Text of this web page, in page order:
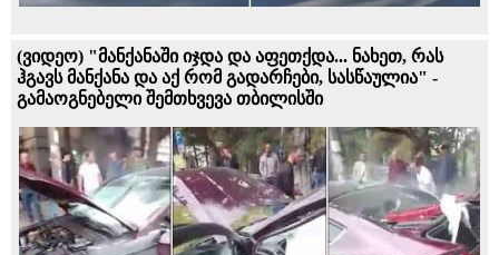
(ვიდეო) "მანქანაში იჯდა და აფეთქდა... ნახეთ, რას
ჰგავს მანქანა და აქ რომ გადარჩები, სასწაულია" -
გამაოგნებელი შემთხვევა თბილისში